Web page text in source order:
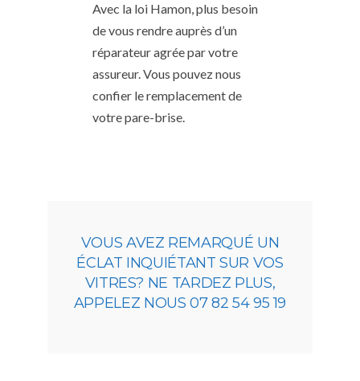
Avec la loi Hamon, plus besoin
de vous rendre auprès d’un
réparateur agrée par votre
assureur. Vous pouvez nous
confier le remplacement de
votre pare-brise.
VOUS AVEZ REMARQUÉ UN
ÉCLAT INQUIÉTANT SUR VOS
VITRES? NE TARDEZ PLUS,
APPELEZ NOUS 07 82 54 95 19